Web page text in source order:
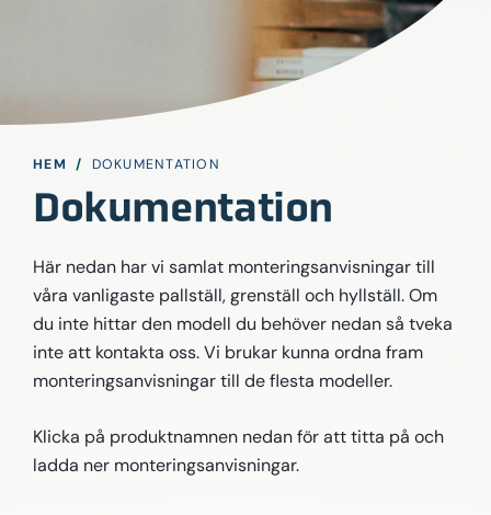
HEM / DOKUMENTATION
Dokumentation
Här nedan har vi samlat monteringsanvisningar till
våra vanligaste pallställ, grenställ och hyllställ. Om
du inte hittar den modell du behöver nedan så tveka
inte att kontakta oss. Vi brukar kunna ordna fram
monteringsanvisningar till de flesta modeller.
Klicka på produktnamnen nedan för att titta på och
ladda ner monteringsanvisningar.